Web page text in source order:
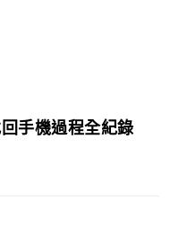
手機過程全紀錄